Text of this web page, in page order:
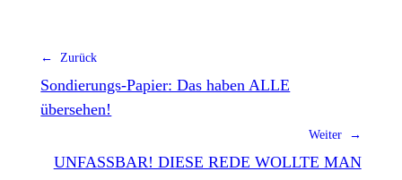
← Zurück
Sondierungs-Papier: Das haben ALLE
übersehen!
Weiter →
UNFASSBAR! DIESE REDE WOLLTE MAN